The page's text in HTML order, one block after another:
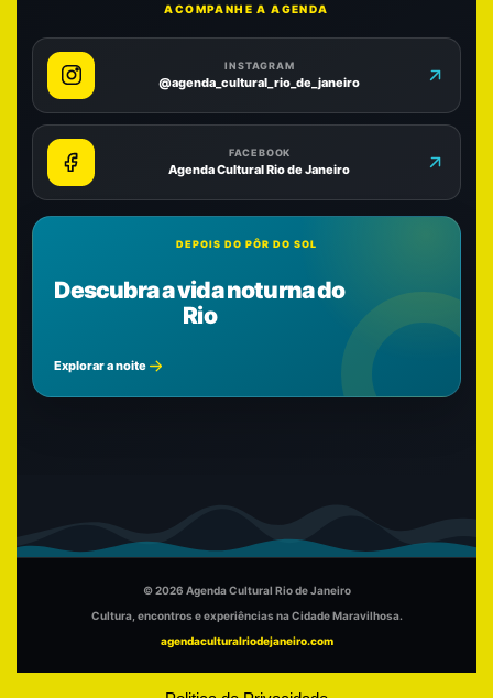
ACOMPANHE A AGENDA
INSTAGRAM
@agenda_cultural_rio_de_janeiro
FACEBOOK
Agenda Cultural Rio de Janeiro
DEPOIS DO PÔR DO SOL
Descubra a vida noturna do
Rio
Explorar a noite
© 2026 Agenda Cultural Rio de Janeiro
Cultura, encontros e experiências na Cidade Maravilhosa.
agendaculturalriodejaneiro.com